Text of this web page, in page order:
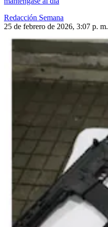
Redacción Semana
25 de febrero de 2026, 3:07 p. m.